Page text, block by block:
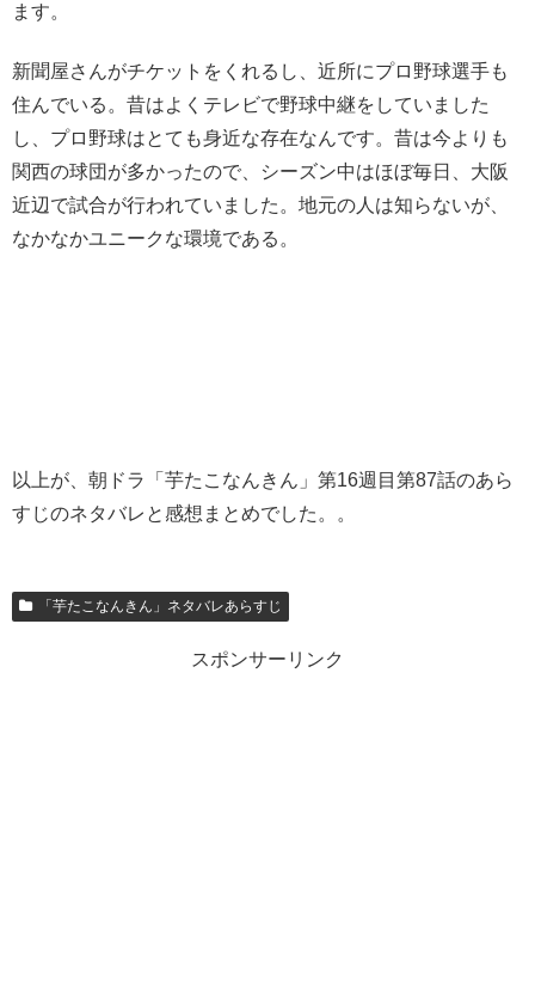
ます。
新聞屋さんがチケットをくれるし、近所にプロ野球選手も
住んでいる。昔はよくテレビで野球中継をしていました
し、プロ野球はとても身近な存在なんです。昔は今よりも
関西の球団が多かったので、シーズン中はほぼ毎日、大阪
近辺で試合が行われていました。地元の人は知らないが、
なかなかユニークな環境である。
以上が、朝ドラ「芋たこなんきん」第16週目第87話のあら
すじのネタバレと感想まとめでした。。
「芋たこなんきん」ネタバレあらすじ
スポンサーリンク